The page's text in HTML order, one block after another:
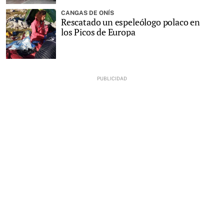
CANGAS DE ONÍS
Rescatado un espeleólogo polaco en
los Picos de Europa